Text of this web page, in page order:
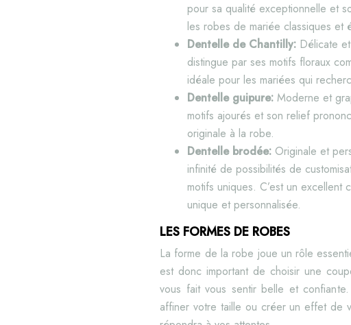
pour sa qualité exceptionnelle et
les robes de mariée classiques et
Dentelle de Chantilly: Délicate
distingue par ses motifs floraux
idéale pour les mariées qui
Dentelle guipure:Moderne et
motifs ajourés et son relief
originale à la robe.
Dentelle brodée: Originale et
infinité de possibilités de
motifs uniques. C’est un
unique et personnalisée.
LES FORMES DE ROBES
La forme de la robe joue un rôle
est donc important de choisir une
vous fait vous sentir belle et
affiner votre taille ou créer un effet de